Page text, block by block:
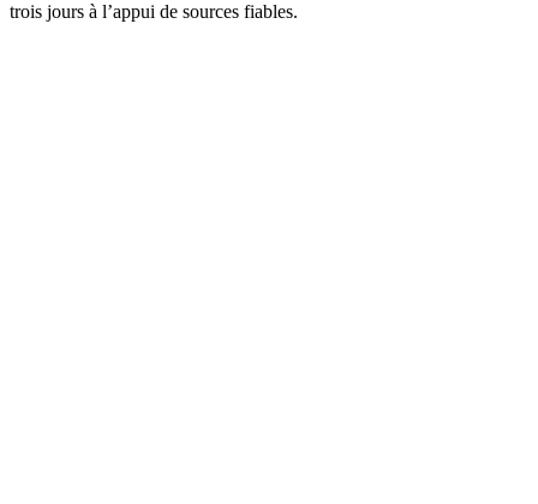
trois jours à l’appui de sources fiables.